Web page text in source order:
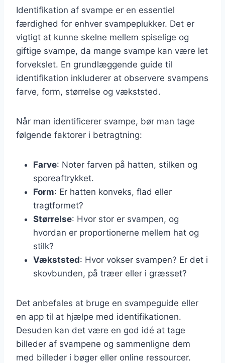
Identifikation af svampe er en essentiel
færdighed for enhver svampeplukker. Det er
vigtigt at kunne skelne mellem spiselige og
giftige svampe, da mange svampe kan være let
forvekslet. En grundlæggende guide til
identifikation inkluderer at observere svampens
farve, form, størrelse og vækststed.
Når man identificerer svampe, bør man tage
følgende faktorer i betragtning:
Farve: Noter farven på hatten, stilken og
sporeaftrykket.
Form: Er hatten konveks, flad eller
tragtformet?
Størrelse: Hvor stor er svampen, og
hvordan er proportionerne mellem hat og
stilk?
Vækststed: Hvor vokser svampen? Er det i
skovbunden, på træer eller i græsset?
Det anbefales at bruge en svampeguide eller
en app til at hjælpe med identifikationen.
Desuden kan det være en god idé at tage
billeder af svampene og sammenligne dem
med billeder i bøger eller online ressourcer.